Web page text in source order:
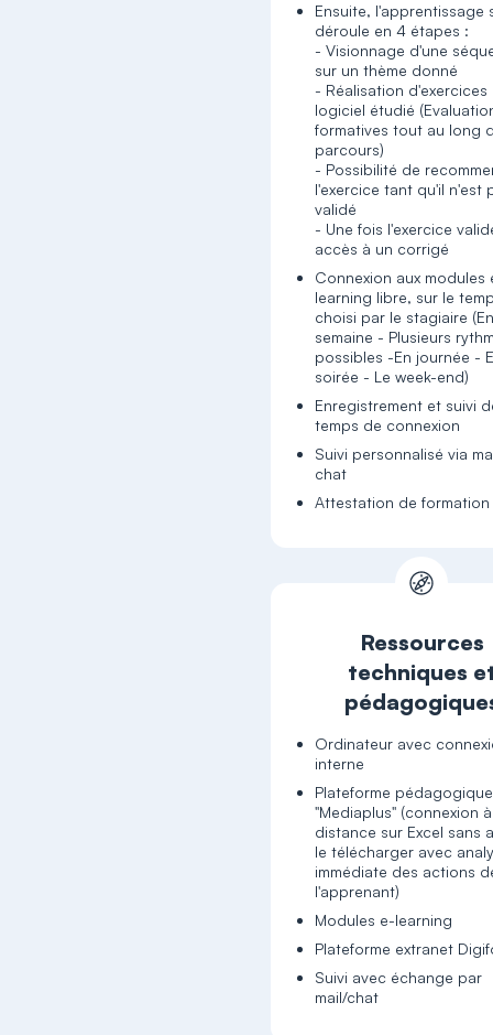
Ensuite, l'apprentissage
déroule en 4 étapes :
- Visionnage d'une
sur un thème donné
- Réalisation d'exercices
logiciel étudié
formatives tout au long
parcours)
- Possibilité de
l'exercice tant qu'il n'est
validé
- Une fois l'exercice
accès à un corrigé
Connexion aux modules
learning libre, sur le
choisi par le stagiaire
semaine - Plusieurs
possibles -En journée -
soirée - Le week-end)
Enregistrement et suivi
temps de connexion
Suivi personnalisé via
chat
Attestation de formation
Ressources
techniques
Ordinateur avec
interne
Plateforme pédagogique
"Mediaplus" (connexion à
distance sur Excel sans
le télécharger avec
immédiate des actions
l'apprenant)
Modules e-learning
Plateforme extranet
Suivi avec échange par
mail/chat